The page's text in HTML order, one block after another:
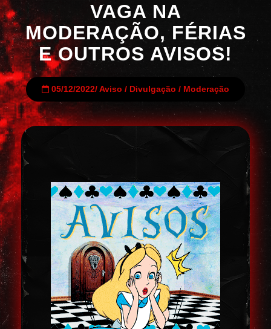
VAGA NA
MODERAÇÃO, FÉRIAS
E OUTROS AVISOS!
05/12/2022/ Aviso / Divulgação / Moderação